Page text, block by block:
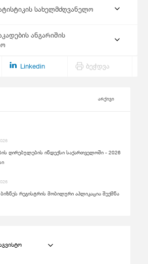
სახელმძღვანელო
ანგარიშის
Linkedin ბეჭდვა
არქივი
ღირებულების ინდექსი საქართველოში - 2026
რეგისტრის მობილური აპლიკაცია შექმნა